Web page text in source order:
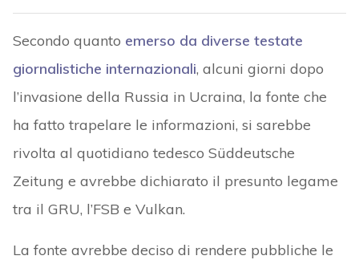
Secondo quanto emerso da diverse testate
giornalistiche internazionali, alcuni giorni dopo
l’invasione della Russia in Ucraina, la fonte che
ha fatto trapelare le informazioni, si sarebbe
rivolta al quotidiano tedesco Süddeutsche
Zeitung e avrebbe dichiarato il presunto legame
tra il GRU, l’FSB e Vulkan.
La fonte avrebbe deciso di rendere pubbliche le